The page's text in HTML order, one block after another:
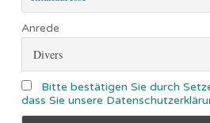
Anrede
Bitte bestätigen Sie durch
dass Sie unsere